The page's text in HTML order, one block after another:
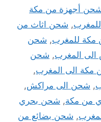
أجهزة من مكة
, شحن اثاث من
للمغرب, شحن
المغرب, شحن
مكة الى المغرب,
, شحن الى مراكش,
من مكة, شحن بحري
, شحن بضائع من